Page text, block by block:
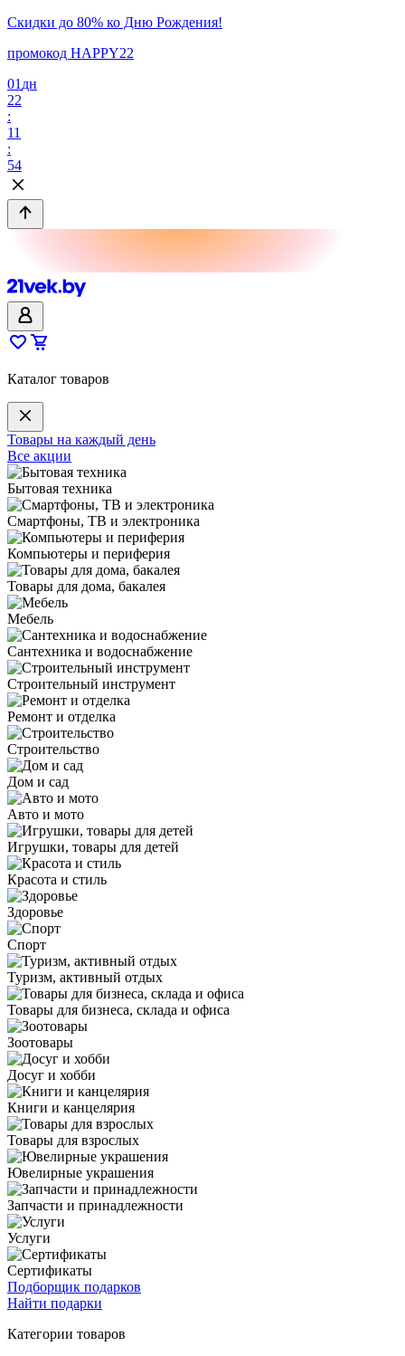
Скидки до 80% ко Дню Рождения!
промокод HAPPY22
01 дн
22
:
11
:
54
Каталог товаров
Товары на каждый день
Все акции
Бытовая техника
Смартфоны, ТВ и электроника
Компьютеры и периферия
Товары для дома, бакалея
Мебель
Сантехника и водоснабжение
Строительный инструмент
Ремонт и отделка
Строительство
Дом и сад
Авто и мото
Игрушки, товары для детей
Красота и стиль
Здоровье
Спорт
Туризм, активный отдых
Товары для бизнеса, склада и офиса
Зоотовары
Досуг и хобби
Книги и канцелярия
Товары для взрослых
Ювелирные украшения
Запчасти и принадлежности
Услуги
Сертификаты
Подборщик подарков
Найти подарки
Категории товаров